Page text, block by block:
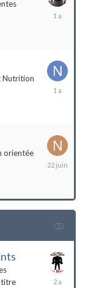
Nutrition
13
orientée
22
titre
26